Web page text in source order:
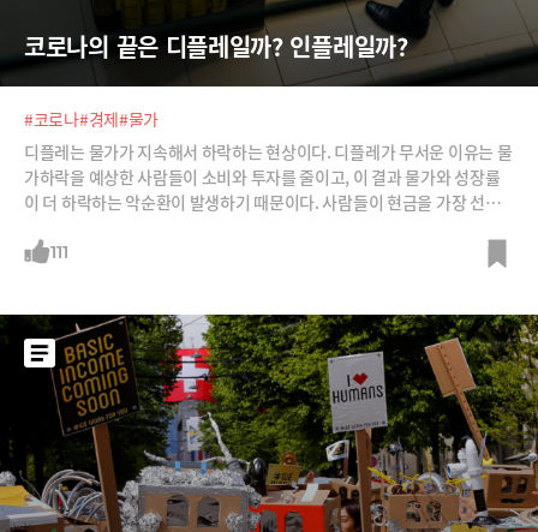
코로나의 끝은 디플레일까? 인플레일까?
#코로나#경제#물가
디플레는 물가가 지속해서 하락하는 현상이다. 디플레가 무서운 이유는 물
가하락을 예상한 사람들이 소비와 투자를 줄이고, 이 결과 물가와 성장률
이 더 하락하는 악순환이 발생하기 때문이다. 사람들이 현금을 가장 선호
0년의 늪에 빠진 것도 디플레에서 탈출하지 못했기 때문이다.위험하기는
비참하다. 중앙은
111